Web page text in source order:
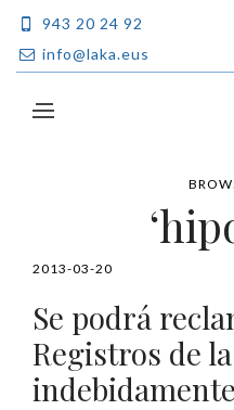
943 20 24 92
info@laka.eus
2013-03-20
Se podrá
Registros de